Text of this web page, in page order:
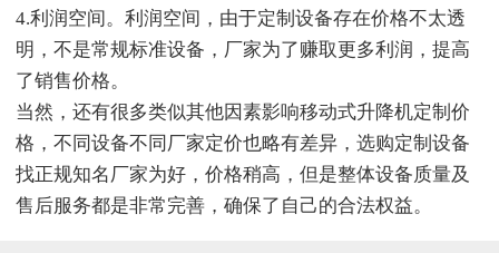
4.利润空间。利润空间，由于定制设备存在价格不太透
明，不是常规标准设备，厂家为了赚取更多利润，提高
了销售价格。
当然，还有很多类似其他因素影响移动式升降机定制价
格，不同设备不同厂家定价也略有差异，选购定制设备
找正规知名厂家为好，价格稍高，但是整体设备质量及
售后服务都是非常完善，确保了自己的合法权益。